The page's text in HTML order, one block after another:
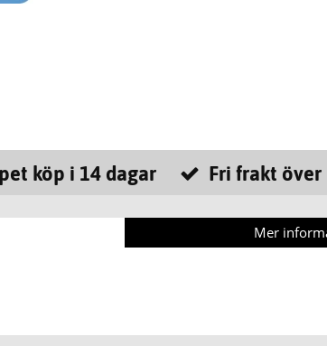
köp i 14 dagar Fri frakt över
Mer